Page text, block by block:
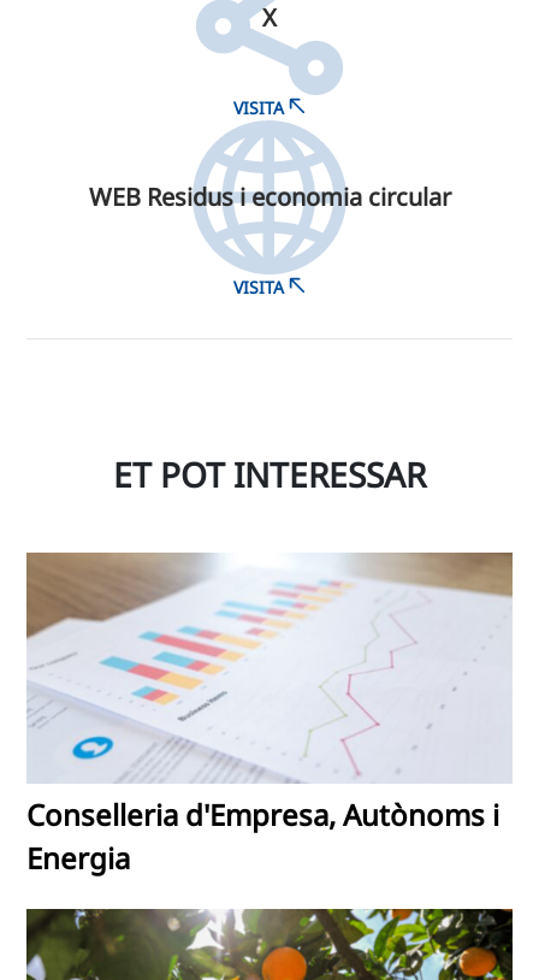
X
VISITA
WEB Residus i economia circular
VISITA
ET POT INTERESSAR
Conselleria d'Empresa, Autònoms i
Energia